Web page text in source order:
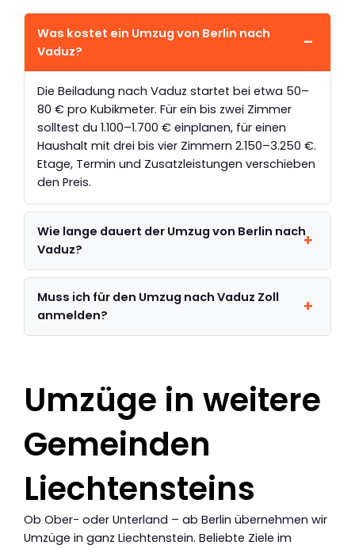
Was kostet ein Umzug von Berlin nach
Vaduz?
Die Beiladung nach Vaduz startet bei etwa 50–
80 € pro Kubikmeter. Für ein bis zwei Zimmer
solltest du 1.100–1.700 € einplanen, für einen
Haushalt mit drei bis vier Zimmern 2.150–3.250 €.
Etage, Termin und Zusatzleistungen verschieben
den Preis.
Wie lange dauert der Umzug von Berlin nach
Vaduz?
Muss ich für den Umzug nach Vaduz Zoll
anmelden?
Umzüge in weitere
Gemeinden
Liechtensteins
Ob Ober- oder Unterland – ab Berlin übernehmen wir
Umzüge in ganz Liechtenstein. Beliebte Ziele im